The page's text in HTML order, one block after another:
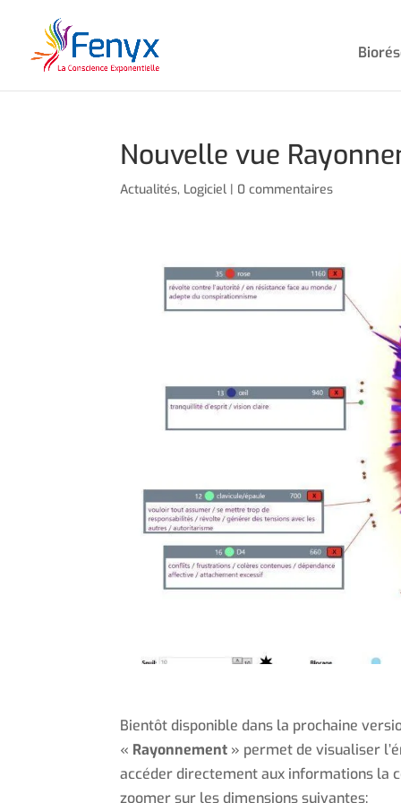
Nouvelle vue
Actualités, Logiciel | 0 commentaires
Bientôt disponible dans la prochaine
« Rayonnement » permet de visualiser
accéder directement aux informations la
zoomer sur les dimensions suivantes: